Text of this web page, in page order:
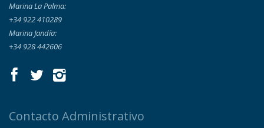
Marina La Palma:
+34 922 410289
Marina Jandía:
+34 928 442606
Contacto Administrativo